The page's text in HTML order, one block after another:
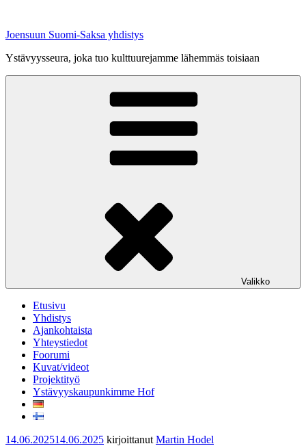
Joensuun Suomi-Saksa yhdistys
Ystävyysseura, joka tuo kulttuurejamme lähemmäs toisiaan
Valikko
Etusivu
Yhdistys
Ajankohtaista
Yhteystiedot
Foorumi
Kuvat/videot
Projektityö
Ystävyyskaupunkimme Hof
Julkaistu
14.06.202514.06.2025 kirjoittanut Martin Hodel